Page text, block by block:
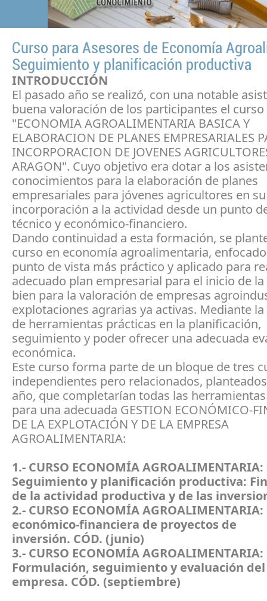
Curso para Asesores de Economía
Seguimiento y planificación productiva
INTRODUCCIÓN
El pasado año se realizó, con una notable
buena valoración de los participantes el curso
"ECONOMIA AGROALIMENTARIA BASICA Y
ELABORACION DE PLANES EMPRESARIALES
INCORPORACION DE JOVENES
ARAGON". Cuyo objetivo era dotar a los
conocimientos para la elaboración de planes
empresariales para jóvenes agricultores en su
incorporación a la actividad desde un punto
técnico y económico-financiero.
Dando continuidad a esta formación, se
curso en economía agroalimentaria,
punto de vista más práctico y aplicado para
adecuado plan empresarial para el inicio de
bien para la valoración de empresas
explotaciones agrarias ya activas. Mediante
de herramientas prácticas en la planificación,
seguimiento y poder ofrecer una adecuada
económica.
Este curso forma parte de un bloque de tres
independientes pero relacionados,
año, que completarían todas las
para una adecuada GESTION ECONÓMICO-
DE LA EXPLOTACIÓN Y DE LA EMPRESA
AGROALIMENTARIA:
1.- CURSO ECONOMÍA AGROALIMENTARIA:
Seguimiento y planificación productiva:
de la actividad productiva y de las
2.- CURSO ECONOMÍA
económico-financiera de proyectos de
inversión. CÓD. (junio)
3.- CURSO ECONOMÍA AGROALIMENTARIA:
Formulación, seguimiento y evaluación
empresa. CÓD. (septiembre)